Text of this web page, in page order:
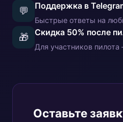
💬 Поддержка в
Быстрые ответы на
🎁 Скидка 50% после
Для участников
Оставьте